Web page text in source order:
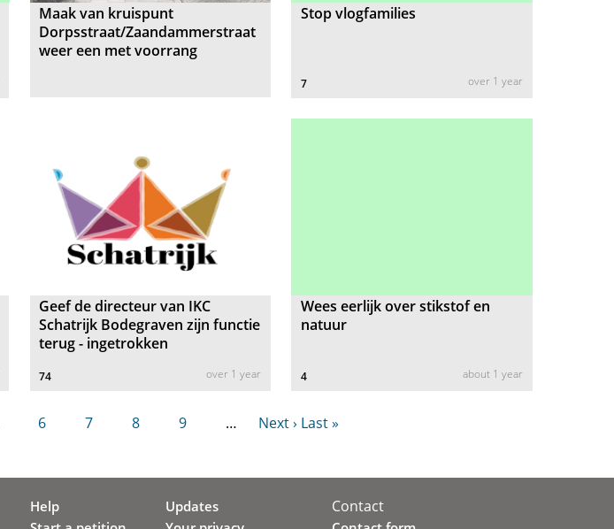
Maak van kruispunt
Dorpsstraat/Zaandammerstraat
weer een met voorrang
Stop vlogfamilies
7 over 1 year
Geef de directeur van IKC
Schatrijk Bodegraven zijn functie
terug - ingetrokken
74 over 1 year
Wees eerlijk over stikstof en
natuur
4 about 1 year
6 7 8 9 … Next › Last »
Help
Updates
Contact